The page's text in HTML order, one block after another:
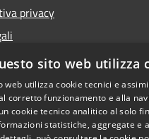
privacy
di accessibilità
Copyright
sito web utilizza
web utilizza cookie tecnici e
corretto funzionamento e alla
cookie tecnico analitico al solo
statistiche, aggregate e